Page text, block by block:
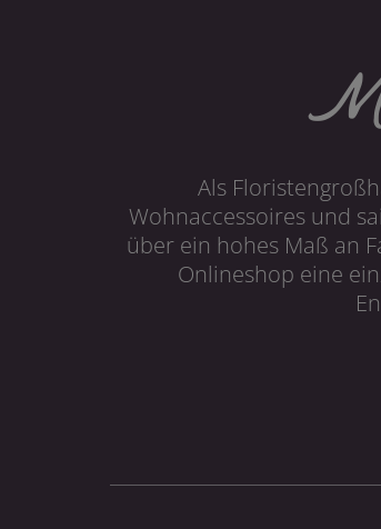
Als
Wohnaccessoires und
über ein hohes Maß an
Onlineshop eine